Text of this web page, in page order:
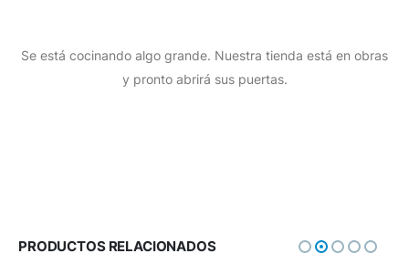
Se está cocinando algo grande. Nuestra tienda está en obras
y pronto abrirá sus puertas.
PRODUCTOS RELACIONADOS